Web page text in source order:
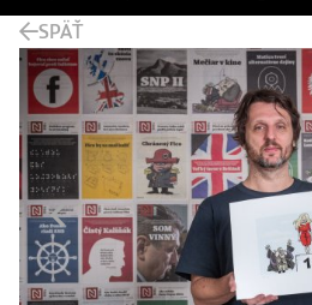
SPÄŤ